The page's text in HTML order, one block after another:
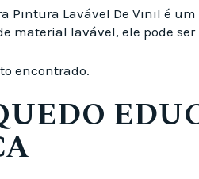
Pintura Lavável De Vinil é
material lavável, ele pode
encontrado.